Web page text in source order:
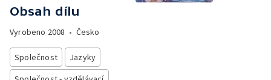
Obsah dílu
Vyrobeno 2008 • Česko
Společnost
Jazyky